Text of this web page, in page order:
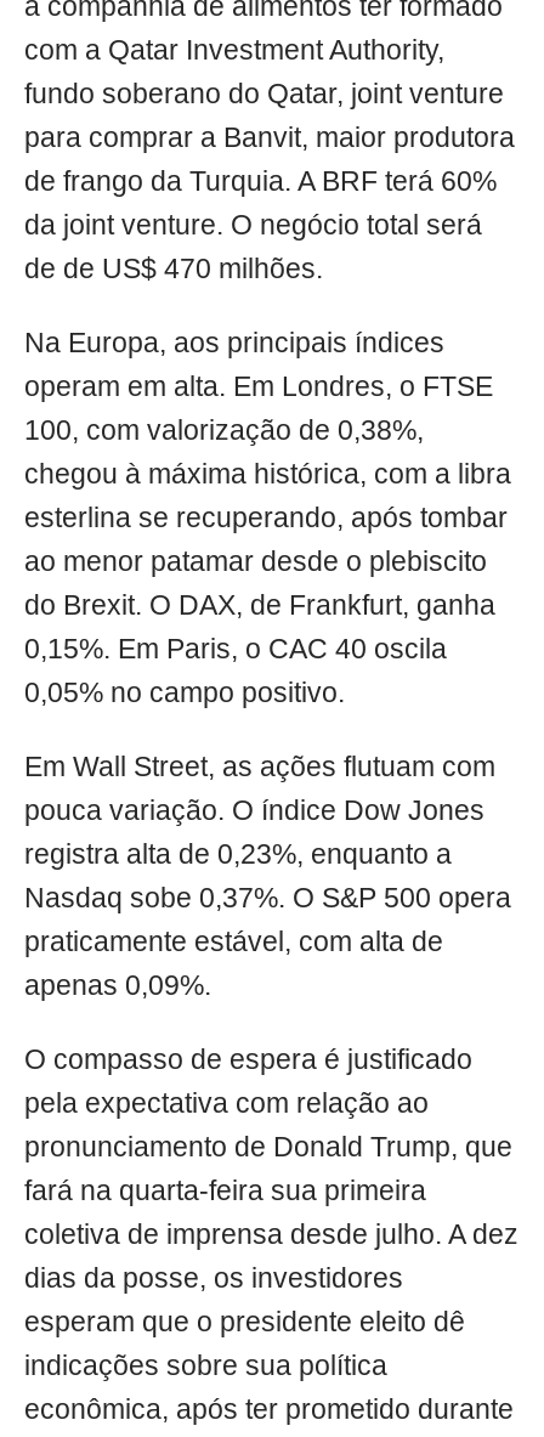
a companhia de alimentos ter formado
com a Qatar Investment Authority,
fundo soberano do Qatar, joint venture
para comprar a Banvit, maior produtora
de frango da Turquia. A BRF terá 60%
da joint venture. O negócio total será
de de US$ 470 milhões.
Na Europa, aos principais índices
operam em alta. Em Londres, o FTSE
100, com valorização de 0,38%,
chegou à máxima histórica, com a libra
esterlina se recuperando, após tombar
ao menor patamar desde o plebiscito
do Brexit. O DAX, de Frankfurt, ganha
0,15%. Em Paris, o CAC 40 oscila
0,05% no campo positivo.
Em Wall Street, as ações flutuam com
pouca variação. O índice Dow Jones
registra alta de 0,23%, enquanto a
Nasdaq sobe 0,37%. O S&P 500 opera
praticamente estável, com alta de
apenas 0,09%.
O compasso de espera é justificado
pela expectativa com relação ao
pronunciamento de Donald Trump, que
fará na quarta-feira sua primeira
coletiva de imprensa desde julho. A dez
dias da posse, os investidores
esperam que o presidente eleito dê
indicações sobre sua política
econômica, após ter prometido durante